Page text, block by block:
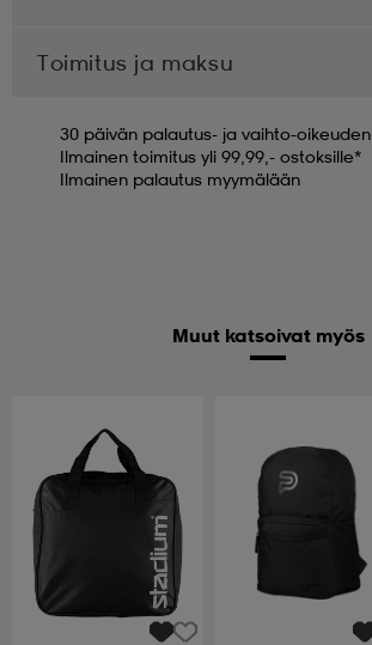
Toimitus ja maksu
30 päivän palautus- ja vaihto-oikeuden
Ilmainen toimitus yli 99,99,- ostoksille*
Ilmainen palautus myymälään
Muut katsoivat myös